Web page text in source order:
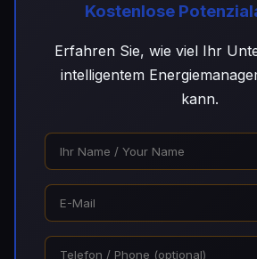
Kostenlose
Erfahren Sie, wie viel Ihr
intelligentem
kann.